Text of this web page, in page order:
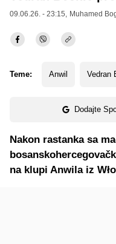
09.06.26. - 23:15, Muhamed
Teme: Anwil Vedran
Dodajte
Nakon rastanka sa
na klupi Anwila iz